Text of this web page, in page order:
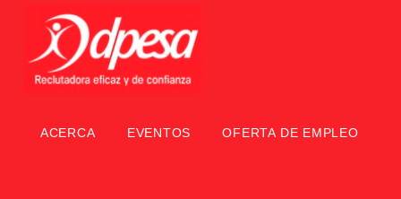
ACERCA EVENTOS OFERTA DE EMPLEO